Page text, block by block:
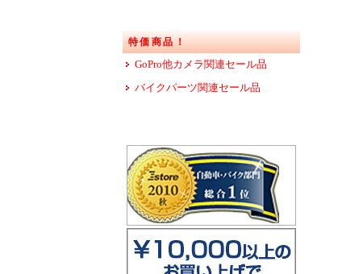
特価商品！
GoPro他カメラ関連セール品
バイクパーツ関連セール品